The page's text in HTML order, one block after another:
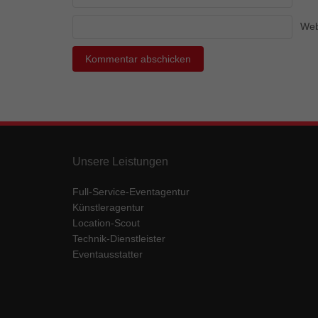
Unsere Leistungen
Full-Service-Eventagentur
Künstleragentur
Location-Scout
Technik-Dienstleister
Eventausstatter